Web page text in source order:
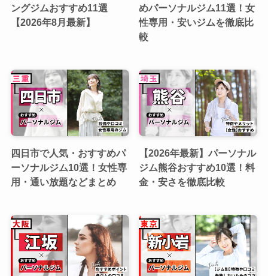
ングジムおすすめ11選
【2026年8月最新】
めパーソナルジム11選！女
性専用・安いジムを徹底比
較
四日市で人気・おすすめパ
ーソナルジム10選！女性専
用・通い放題などまとめ
【2026年最新】パーソナル
ジム熊谷おすすめ10選！料
金・安さを徹底比較